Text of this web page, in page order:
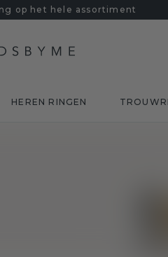
op het hele assortiment
HEREN RINGEN